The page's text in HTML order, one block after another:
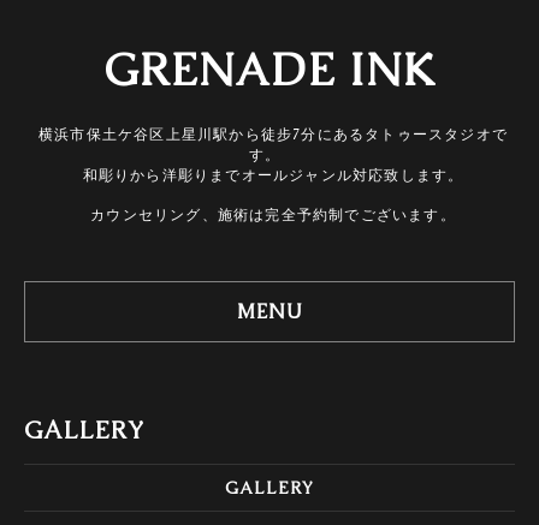
GRENADE INK
横浜市保土ケ谷区上星川駅から徒步7分にあるタトゥースタジオで
す。
和彫りから洋彫りまでオールジャンル対応致します。
カウンセリング、施術は完全予約制でございます。
MENU
GALLERY
GALLERY